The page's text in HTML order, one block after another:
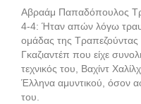
Aβραάμ Παπαδόπουλος
4-4: Ήταν απών λόγω
ομάδας της Τραπεζούντας
Γκαζιαντέπ που είχε
τεχνικός του, Βαχίντ
Έλληνα αμυντικού, όσον
του.